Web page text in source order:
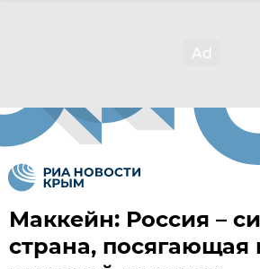
Маккейн: Россия –
страна, посягающая